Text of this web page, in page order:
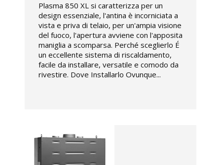
Plasma 850 XL si caratterizza per un
design essenziale, l'antina è incorniciata a
vista e priva di telaio, per un'ampia visione
del fuoco, l'apertura avviene con l'apposita
maniglia a scomparsa. Perché sceglierlo É
un eccellente sistema di riscaldamento,
facile da installare, versatile e comodo da
rivestire. Dove Installarlo Ovunque...